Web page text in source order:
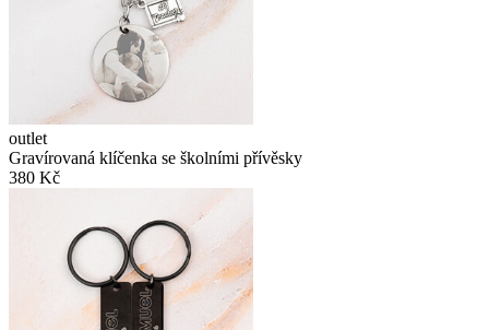
outlet
Gravírovaná klíčenka se školními přívěsky
380 Kč